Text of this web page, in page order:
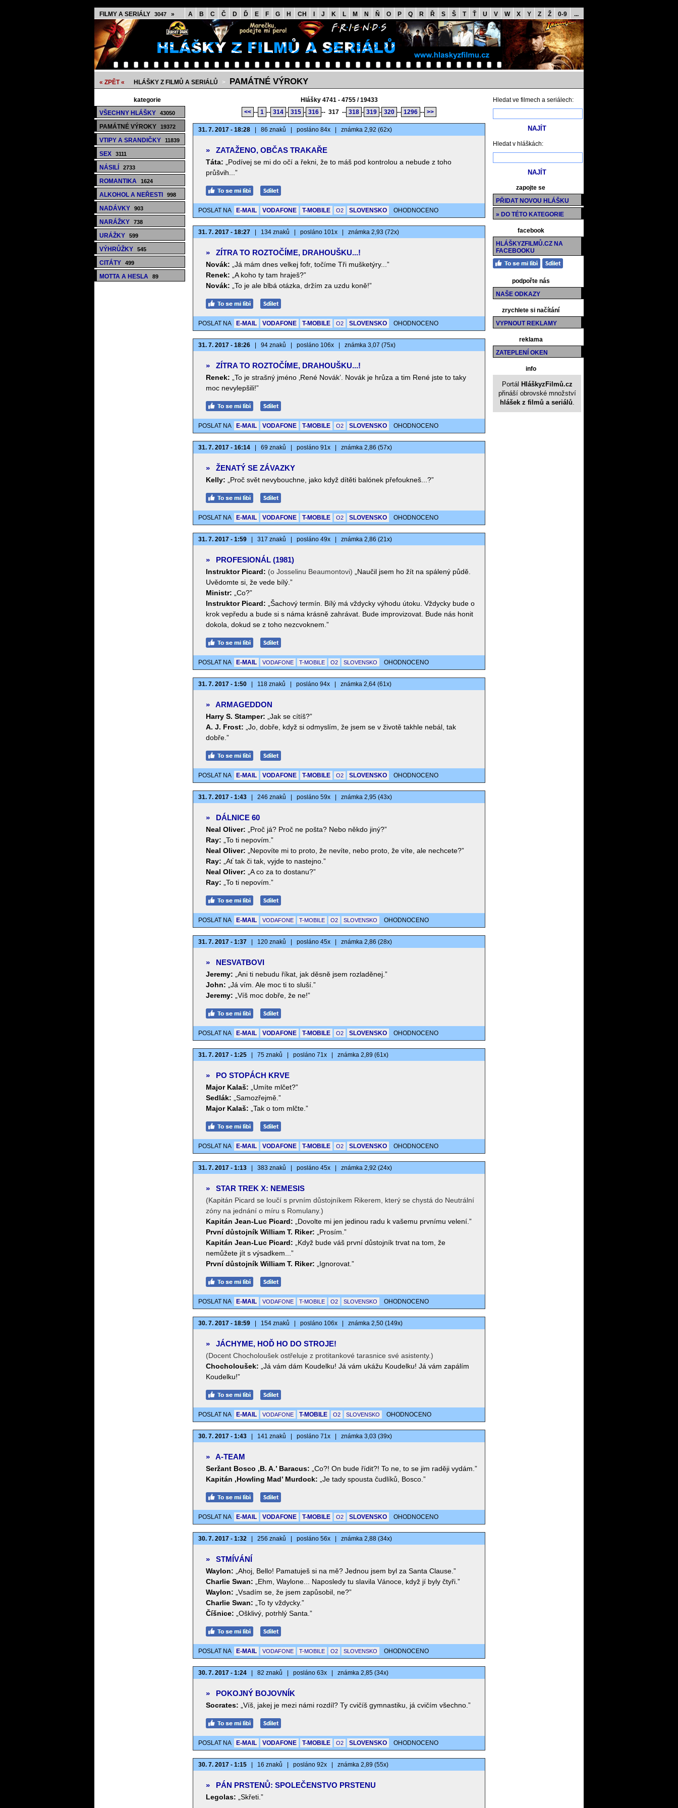
FILMY A SERIÁLY 3047 » A B C Č D Ď E F G H CH J K L M N Ň O P Q R Ř S Š T Ť U V W X Y Z Ž 0-9 ...
« ZPĚT « HLÁŠKY Z FILMŮ A SERIÁLŮ > PAMÁTNÉ VÝROKY
kategorie
VŠECHNY HLÁŠKY
43050
PAMÁTNÉ VÝROKY 19372
VTIPY A SRANDIČKY 11839
SEX 3111
NÁSILÍ 2733
ROMANTIKA 1624
ALKOHOL A NEŘESTI 998
NADÁVKY 903
NARÁŽKY 738
URÁŽKY 599
VÝHRŮŽKY 545
CITÁTY 499
MOTTA A HESLA 89
Hlášky 4741 - 4755 / 19433
<< -- 1 -- 314 - 315 - 316 -- 317 -- 318 - 319 - 320 -- 1296 -- >>
31. 7. 2017 - 18:28 86 znaků posláno 84x známka 2,92 (62x)
» ZATAŽENO, OBČAS TRAKAŘE
Táta:
„Podívej se mi do očí a řekni, že to máš pod kontrolou a nebude z toho
průšvih...”
POSLAT NA E-MAIL VODAFONE T-MOBILE O2 SLOVENSKO OHODNOCENO
31. 7. 2017 - 18:27 134 znaků posláno 101x známka 2,93 (72x)
» ZÍTRA TO ROZTOČÍME, DRAHOUŠKU...!
Novák:
„Já mám dnes velkej fofr, točíme Tři mušketýry...”
Renek:
„A koho ty tam hraješ?”
Novák:
„To je ale blbá otázka, držím za uzdu koně!”
POSLAT NA E-MAIL VODAFONE T-MOBILE O2 SLOVENSKO OHODNOCENO
31. 7. 2017 - 18:26 94 znaků posláno 106x známka 3,07 (75x)
» ZÍTRA TO ROZTOČÍME, DRAHOUŠKU...!
Renek:
„To je strašný jméno ‚René Novák’. Novák je hrůza a tim René jste to taky
moc nevylepšili!”
POSLAT NA E-MAIL VODAFONE T-MOBILE O2 SLOVENSKO OHODNOCENO
31. 7. 2017 - 16:14 69 znaků posláno 91x známka 2,86 (57x)
» ŽENATÝ SE ZÁVAZKY
Kelly: „Proč svět nevybouchne, jako když dítěti balónek přefoukneš...?”
POSLAT NA E-MAIL VODAFONE T-MOBILE O2 SLOVENSKO OHODNOCENO
31. 7. 2017 - 1:59 317 znaků posláno 49x známka 2,86 (21x)
» PROFESIONÁL (1981)
Instruktor Picard: (o Josselinu Beaumontovi)
„Naučil jsem ho žít na spálený půdě.
Uvědomte si, že vede bílý.”
Ministr:
„Co?”
Instruktor Picard:
„Šachový termín. Bílý má vždycky výhodu útoku. Vždycky bude o
krok vepředu a bude si s náma krásně zahrávat. Bude improvizovat. Bude nás honit
dokola, dokud se z toho nezcvoknem.”
POSLAT NA E-MAIL VODAFONE T-MOBILE O2 SLOVENSKO OHODNOCENO
31. 7. 2017 - 1:50 118 znaků posláno 94x známka 2,64 (61x)
» ARMAGEDDON
Harry S. Stamper:
„Jak se cítíš?”
A. J. Frost:
„Jo, dobře, když si odmyslím, že jsem se v životě takhle nebál, tak
dobře.”
POSLAT NA E-MAIL VODAFONE T-MOBILE O2 SLOVENSKO OHODNOCENO
31. 7. 2017 - 1:43 246 znaků posláno 59x známka 2,95 (43x)
» DÁLNICE 60
Neal Oliver:
„Proč já? Proč ne pošta? Nebo někdo jiný?”
Ray:
„To ti nepovím.”
Neal Oliver:
„Nepovíte mi to proto, že nevíte, nebo proto, že víte, ale nechcete?”
Ray:
„Ať tak či tak, vyjde to nastejno.”
Neal Oliver:
„A co za to dostanu?”
Ray:
„To ti nepovím.”
POSLAT NA E-MAIL VODAFONE T-MOBILE O2 SLOVENSKO OHODNOCENO
31. 7. 2017 - 1:37 120 znaků posláno 45x známka 2,86 (28x)
» NESVATBOVI
Jeremy:
„Ani ti nebudu říkat, jak děsně jsem rozladěnej.”
John:
„Já vím. Ale moc ti to sluší.”
Jeremy:
„Víš moc dobře, že ne!”
POSLAT NA E-MAIL VODAFONE T-MOBILE O2 SLOVENSKO OHODNOCENO
31. 7. 2017 - 1:25 75 znaků posláno 71x známka 2,89 (61x)
» PO STOPÁCH KRVE
Major Kalaš:
„Umíte mlčet?”
Sedlák:
„Samozřejmě.”
Major Kalaš:
„Tak o tom mlčte.”
POSLAT NA E-MAIL VODAFONE T-MOBILE O2 SLOVENSKO OHODNOCENO
31. 7. 2017 - 1:13 383 znaků posláno 45x známka 2,92 (24x)
» STAR TREK X: NEMESIS
(Kapitán Picard se loučí s prvním důstojníkem Rikerem, který se chystá do Neutrální
zóny na jednání o míru s Romulany.)
Kapitán Jean-Luc Picard:
„Dovolte mi jen jedinou radu k vašemu prvnímu velení.”
První důstojník William T. Riker:
„Prosím.”
Kapitán Jean-Luc Picard:
„Když bude váš první důstojník trvat na tom, že
nemůžete jít s výsadkem...”
První důstojník William T. Riker:
„Ignorovat.”
POSLAT NA E-MAIL VODAFONE T-MOBILE O2 SLOVENSKO OHODNOCENO
30. 7. 2017 - 18:59 154 znaků posláno 106x známka 2,50 (149x)
» JÁCHYME, HOĎ HO DO STROJE!
(Docent Chocholoušek ostřeluje z protitankové tarasnice své asistenty.)
Chocholoušek:
„Já vám dám Koudelku! Já vám ukážu Koudelku! Já vám zapálím
Koudelku!”
POSLAT NA E-MAIL VODAFONE T-MOBILE O2 SLOVENSKO OHODNOCENO
30. 7. 2017 - 1:43 141 znaků posláno 71x známka 3,03 (39x)
» A-TEAM
Seržant Bosco ‚B. A.’ Baracus:
„Co?! On bude řídit?! To ne, to se jim raději vydám.”
Kapitán ‚Howling Mad’ Murdock:
„Je tady spousta čudlíků, Bosco.”
POSLAT NA E-MAIL VODAFONE T-MOBILE O2 SLOVENSKO OHODNOCENO
30. 7. 2017 - 1:32 256 znaků posláno 56x známka 2,88 (34x)
» STMÍVÁNÍ
Waylon:
„Ahoj, Bello! Pamatuješ si na mě? Jednou jsem byl za Santa Clause.”
Charlie Swan:
„Ehm, Waylone... Naposledy tu slavila Vánoce, když jí byly čtyři.”
Waylon:
„Vsadím se, že jsem zapůsobil, ne?”
Charlie Swan:
„To ty vždycky.”
Číšnice:
„Ošklivý, potrhlý Santa.”
POSLAT NA E-MAIL VODAFONE T-MOBILE O2 SLOVENSKO OHODNOCENO
30. 7. 2017 - 1:24 82 znaků posláno 63x známka 2,85 (34x)
» POKOJNÝ BOJOVNÍK
Socrates: „Víš, jakej je mezi námi rozdíl? Ty cvičíš gymnastiku, já cvičím všechno.”
POSLAT NA E-MAIL VODAFONE T-MOBILE O2 SLOVENSKO OHODNOCENO
30. 7. 2017 - 1:15 16 znaků posláno 92x známka 2,89 (55x)
» PÁN PRSTENŮ: SPOLEČENSTVO PRSTENU
Legolas: „Skřeti.”
Hledat ve filmech a seriálech:
Hledat v hláškách:
zapojte se
PŘIDAT NOVOU HLÁŠKU
» DO TÉTO KATEGORIE
facebook
HLÁŠKYZFILMŮ.CZ NA
FACEBOOKU
podpořte nás
NAŠE ODKAZY
zrychlete si načítání
VYPNOUT REKLAMY
reklama
ZATEPLENÍ OKEN
info
Portál HláškyzFilmů.cz
přináší obrovské množství
hlášek z filmů a seriálů.